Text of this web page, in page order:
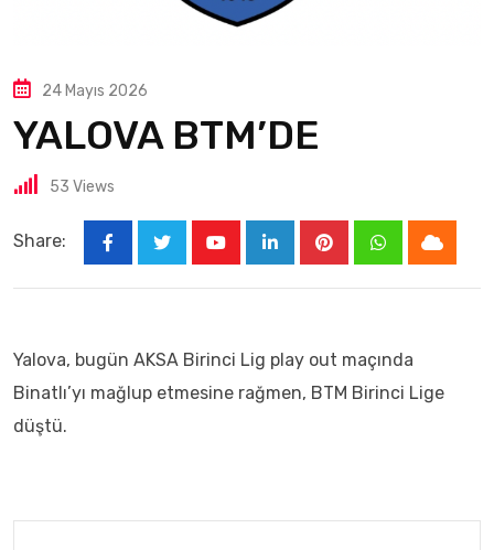
24 Mayıs 2026
YALOVA BTM’DE
53 Views
Share:
Yalova, bugün AKSA Birinci Lig play out maçında
Binatlı’yı mağlup etmesine rağmen, BTM Birinci Lige
düştü.